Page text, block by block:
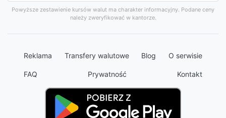
Powyższe zestawienie kursów walut ma charakter informacyjny. Podane ceny
należy zweryfikować w kantorze.
Reklama Transfery walutowe Blog O serwisie
FAQ Prywatność Kontakt